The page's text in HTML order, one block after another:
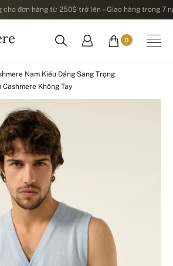
cho đơn hàng từ 250$ trở lên – Giao hàng trong 7
0
Nam Kiểu Dáng Sang Trọng
Không Tay